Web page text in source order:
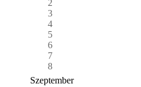
2
3
4
5
6
7
8
Szeptember